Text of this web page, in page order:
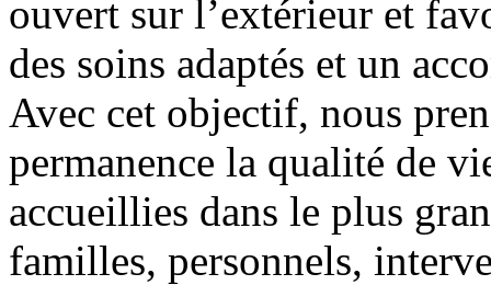
ouvert sur l’extérieur et
des soins adaptés et un
Avec cet objectif, nous
permanence la qualité de
accueillies dans le plus
familles, personnels,